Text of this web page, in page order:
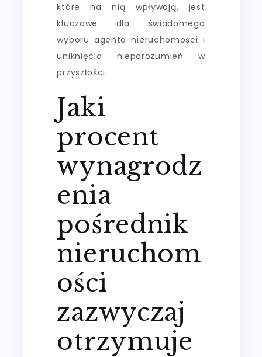
które na nią wpływają, jest
kluczowe dla świadomego
wyboru agenta nieruchomości i
uniknięcia nieporozumień w
przyszłości.
Jaki
procent
wynagrodz
enia
pośrednik
nieruchom
ości
zazwyczaj
otrzymuje